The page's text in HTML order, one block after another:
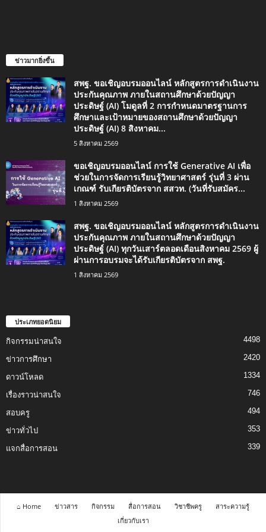
ข่าวมากยิ่งขึ้น
สพฐ. ขอเชิญอบรมออนไลน์ หลักสูตรการดำเนินงาน
ประกันคุณภาพ ภายในสถานศึกษาด้วยปัญญา
ประดิษฐ์ (AI) โมดูลที่ 2 การกำหนดมาตรฐานการ
ศึกษาและเป้าหมายของสถานศึกษาด้วยปัญญา
ประดิษฐ์ (AI) 8 สิงหาคม...
5 สิงหาคม 2569
ขอเชิญอบรมออนไลน์ การใช้ Generative AI เพื่อ
ช่วยในการจัดการเรียนรู้วิทยาศาสตร์ รุ่นที่ 3 ผ่าน
เกณฑ์ รับเกียรติบัตรจาก สสวท. (วันที่รับสมัคร...
1 สิงหาคม 2569
สพฐ. ขอเชิญอบรมออนไลน์ หลักสูตรการดำเนินงาน
ประกันคุณภาพ ภายในสถานศึกษาด้วยปัญญา
ประดิษฐ์ (AI) ทุกวันเสาร์ตลอดเดือนสิงหาคม 2569 ผู้
ผ่านการอบรมจะได้รับเกียรติบัตรจาก สพฐ.
1 สิงหาคม 2569
ประเภทยอดนิยม
กิจกรรมน่าสนใจ 4498
ข่าวการศึกษา 2420
ดาวน์โหลด 1334
เรื่องราวน่าสนใจ 746
สอบครู 494
ข่าวทั่วไป 353
แจกสื่อการสอน 339
⌂ Home ข่าวสาร กิจกรรม สื่อการสอน วิชาชีพครู
สาระความรู้
เกี่ยวกับเรา